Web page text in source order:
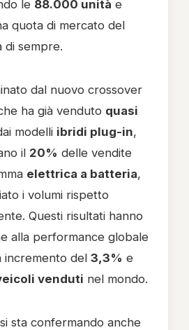
le 88.000 unità e
quota di mercato del
di sempre.
dal nuovo crossover
ha già venduto quasi
modelli ibridi plug-in,
il 20% delle vendite
elettrica a batteria,
i volumi rispetto
Questi risultati hanno
alla performance globale
incremento del 3,3% e
venduti nel mondo.
sta confermando anche